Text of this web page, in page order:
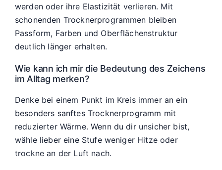
werden oder ihre Elastizität verlieren. Mit
schonenden Trocknerprogrammen bleiben
Passform, Farben und Oberflächenstruktur
deutlich länger erhalten.
Wie kann ich mir die Bedeutung des Zeichens
im Alltag merken?
Denke bei einem Punkt im Kreis immer an ein
besonders sanftes Trocknerprogramm mit
reduzierter Wärme. Wenn du dir unsicher bist,
wähle lieber eine Stufe weniger Hitze oder
trockne an der Luft nach.